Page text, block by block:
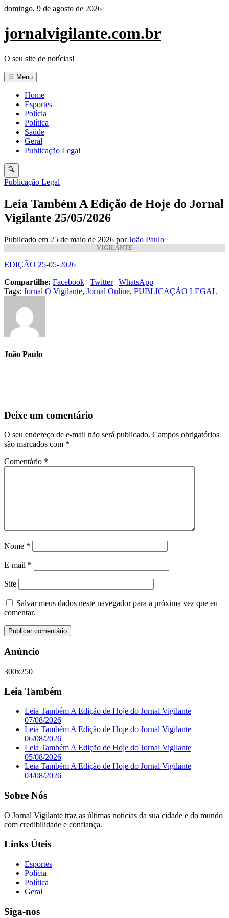
Pular
o
conteúdo
domingo, 9 de agosto de 2026
jornalvigilante.com.br
O seu site de notícias!
☰ Menu
Home
Esportes
Polícia
Política
Saúde
Geral
Publicação Legal
🔍
Publicação Legal
Leia Também A Edição de Hoje do Jornal
Vigilante 25/05/2026
Publicado em 25 de maio de 2026 porJoão Paulo
VIGILANTE
EDIÇÃO 25-05-2026
Compartilhe: Facebook | Twitter| WhatsApp
Tags: Jornal O Vigilante, Jornal Online, PUBLICAÇÃO LEGAL
João Paulo
Deixe um comentário
O seu endereço de e-mail não será publicado. Campos obrigatórios
são marcados com *
Comentário *
Nome *
E-mail *
Site
Salvar meus dados neste navegador para a próxima vez que eu
comentar.
Anúncio
300x250
Leia Também
Leia Também A Edição de Hoje do Jornal Vigilante
07/08/2026
Leia Também A Edição de Hoje do Jornal Vigilante
06/08/2026
Leia Também A Edição de Hoje do Jornal Vigilante
05/08/2026
Leia Também A Edição de Hoje do Jornal Vigilante
04/08/2026
Sobre Nós
O Jornal Vigilante traz as últimas notícias da sua cidade e do mundo
com credibilidade e confiança.
Links Úteis
Esportes
Polícia
Política
Geral
Siga-nos